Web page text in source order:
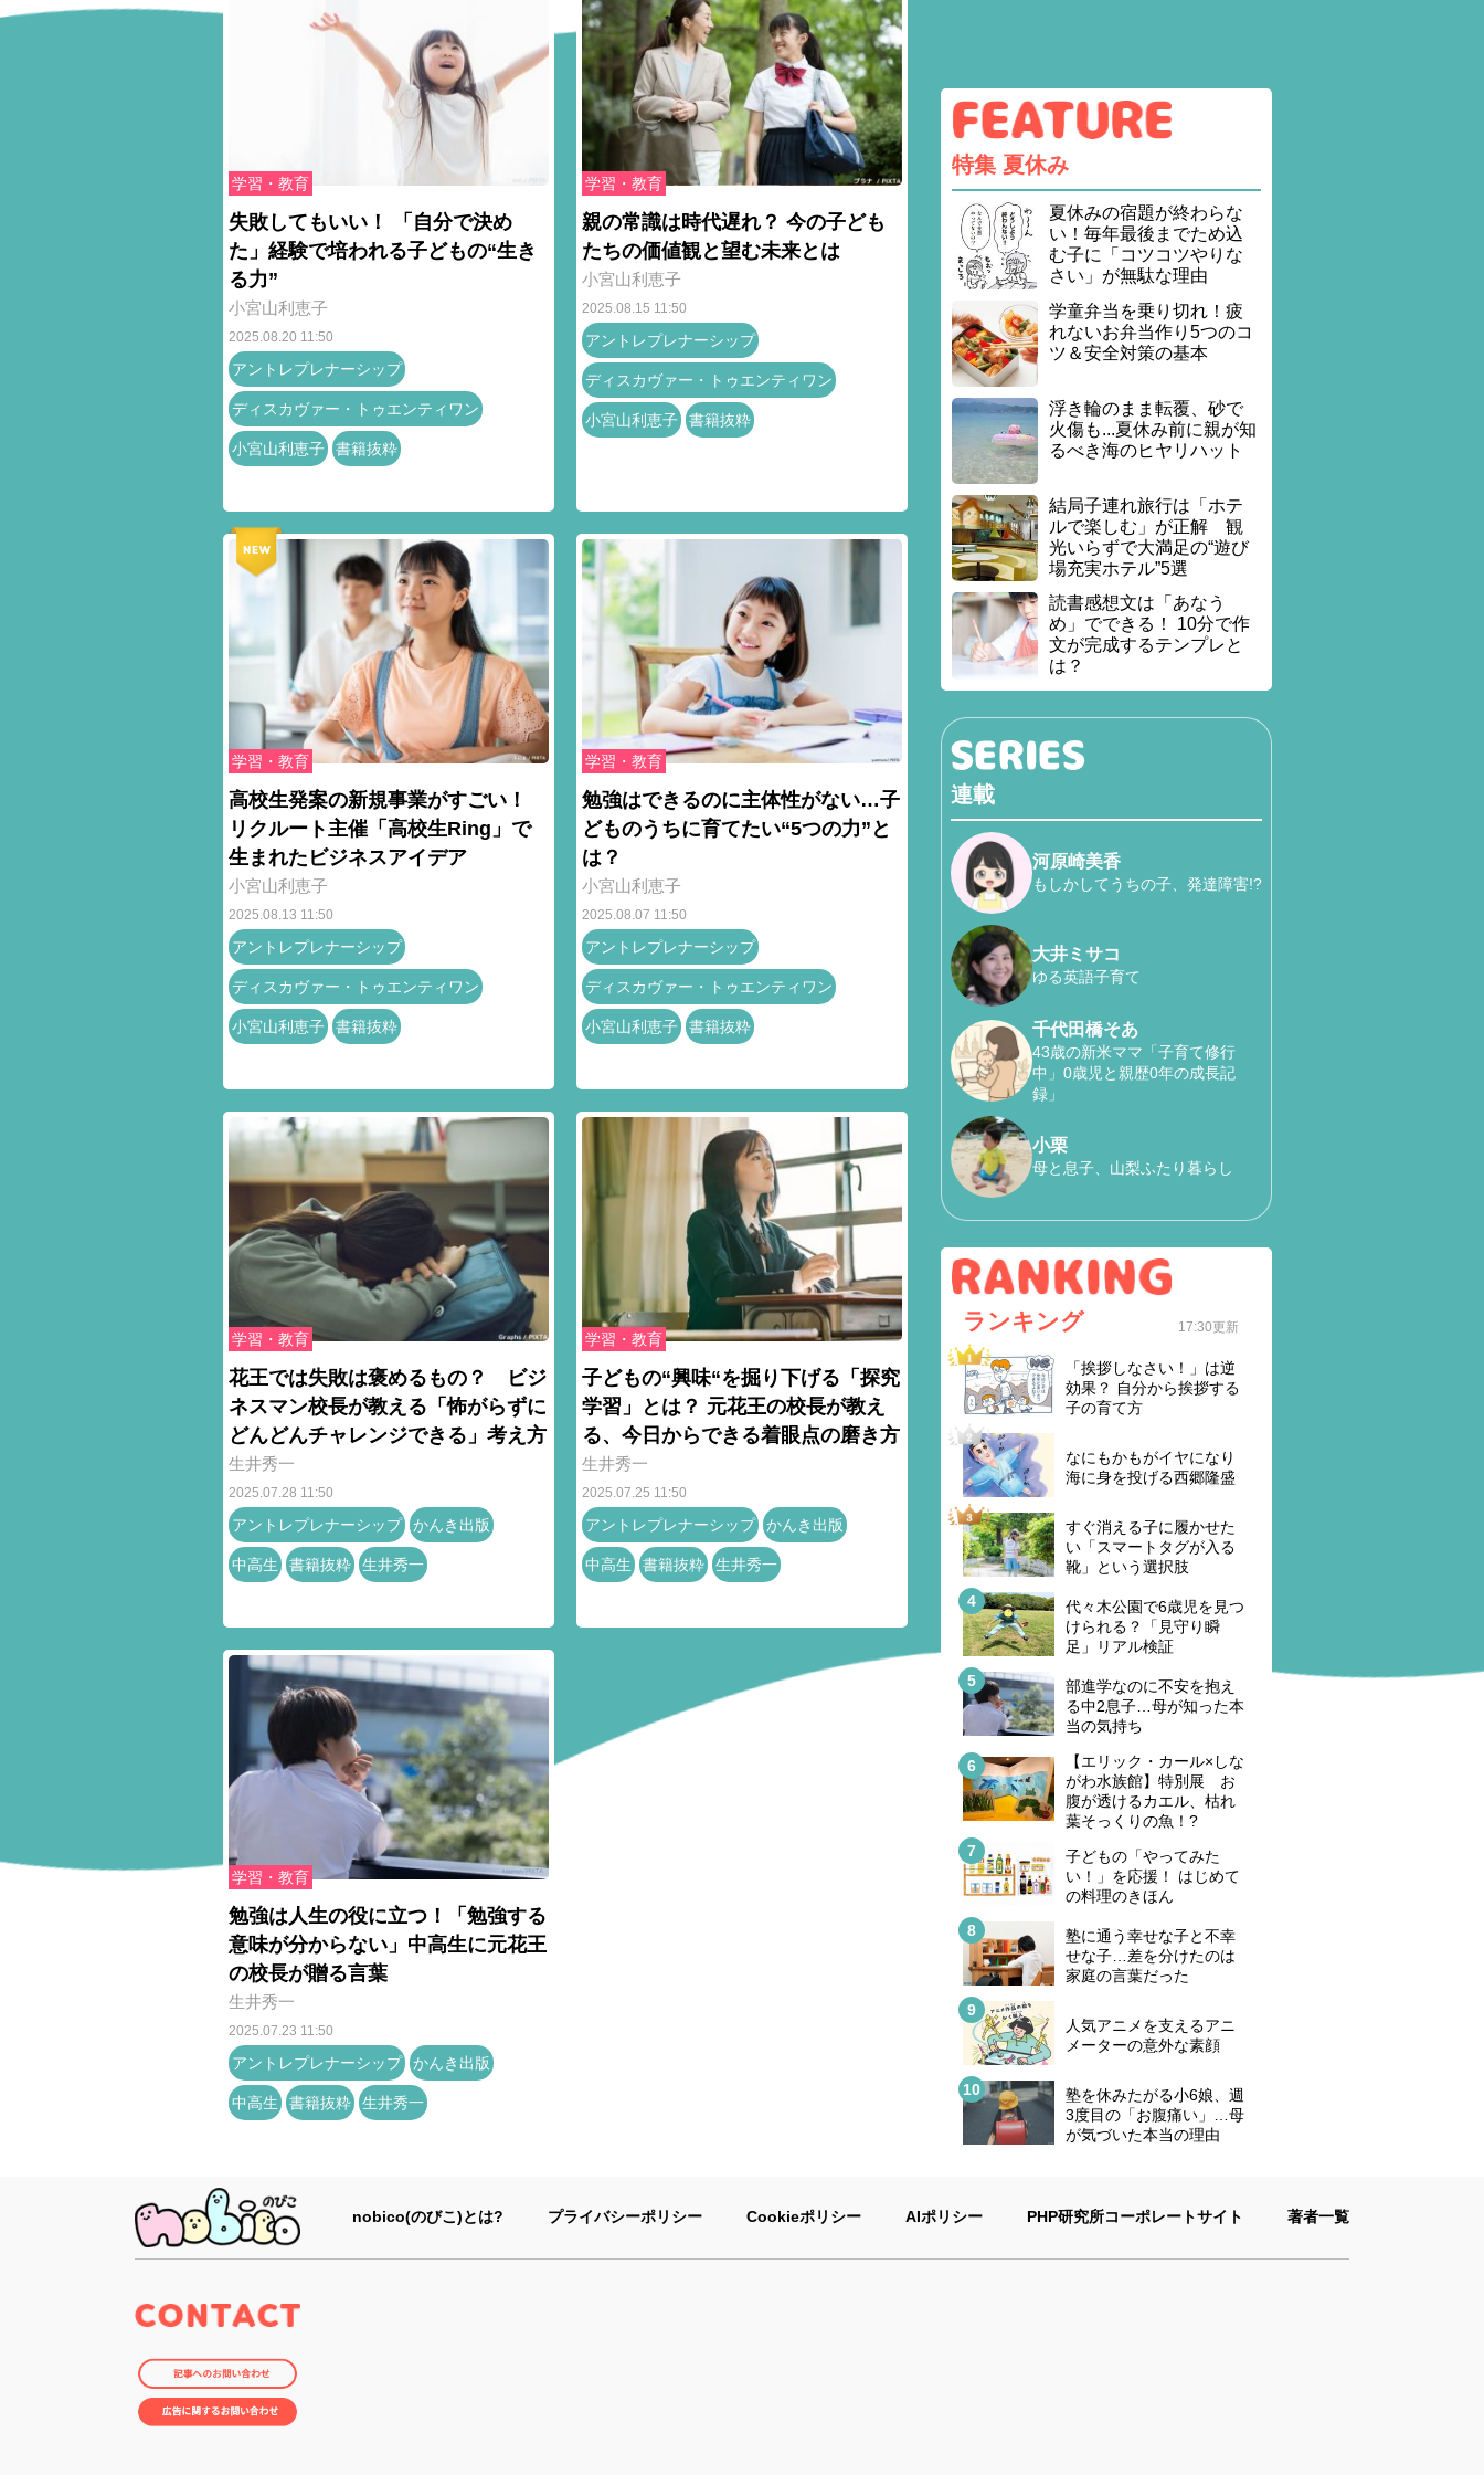
学習・教育
失敗してもいい！ 「自分で決め
た」経験で培われる子どもの“生き
る力”
小宮山利恵子
2025.08.20 11:50
アントレプレナーシップ
ディスカヴァー・トゥエンティワン
小宮山利恵子 書籍抜粋
学習・教育
親の常識は時代遅れ？ 今の子ども
たちの価値観と望む未来とは
小宮山利恵子
2025.08.15 11:50
アントレプレナーシップ
ディスカヴァー・トゥエンティワン
小宮山利恵子 書籍抜粋
学習・教育
高校生発案の新規事業がすごい！
リクルート主催「高校生Ring」で
生まれたビジネスアイデア
小宮山利恵子
2025.08.13 11:50
アントレプレナーシップ
ディスカヴァー・トゥエンティワン
小宮山利恵子 書籍抜粋
学習・教育
勉強はできるのに主体性がない…子
どものうちに育てたい“5つの力”と
は？
小宮山利恵子
2025.08.07 11:50
アントレプレナーシップ
ディスカヴァー・トゥエンティワン
小宮山利恵子 書籍抜粋
学習・教育
花王では失敗は褒めるもの？ ビジ
ネスマン校長が教える「怖がらずに
どんどんチャレンジできる」考え方
生井秀一
2025.07.28 11:50
アントレプレナーシップ かんき出版
中高生 書籍抜粋 生井秀一
学習・教育
子どもの“興味“を掘り下げる「探究
学習」とは？ 元花王の校長が教え
る、今日からできる着眼点の磨き方
生井秀一
2025.07.25 11:50
アントレプレナーシップ かんき出版
中高生 書籍抜粋 生井秀一
学習・教育
勉強は人生の役に立つ！「勉強する
意味が分からない」中高生に元花王
の校長が贈る言葉
生井秀一
2025.07.23 11:50
アントレプレナーシップ かんき出版
中高生 書籍抜粋 生井秀一
特集 夏休み
夏休みの宿題が終わらな
い！毎年最後までため込
む子に「コツコツやりな
さい」が無駄な理由
学童弁当を乗り切れ！疲
れないお弁当作り5つのコ
ツ＆安全対策の基本
浮き輪のまま転覆、砂で
火傷も...夏休み前に親が知
るべき海のヒヤリハット
結局子連れ旅行は「ホテ
ルで楽しむ」が正解 観
光いらずで大満足の“遊び
場充実ホテル”5選
読書感想文は「あなう
め」でできる！ 10分で作
文が完成するテンプレと
は？
連載
河原崎美香
もしかしてうちの子、発達障害!?
大井ミサコ
ゆる英語子育て
千代田橋そあ
43歳の新米ママ「子育て修行
中」0歳児と親歴0年の成長記
録」
小栗
母と息子、山梨ふたり暮らし
ランキング 17:30更新
「挨拶しなさい！」は逆
効果？ 自分から挨拶する
子の育て方
なにもかもがイヤになり
海に身を投げる西郷隆盛
すぐ消える子に履かせた
い「スマートタグが入る
靴」という選択肢
代々木公園で6歳児を見つ
けられる？「見守り瞬
足」リアル検証
部進学なのに不安を抱え
る中2息子…母が知った本
当の気持ち
【エリック・カール×しな
がわ水族館】特別展 お
腹が透けるカエル、枯れ
葉そっくりの魚！?
子どもの「やってみた
い！」を応援！ はじめて
の料理のきほん
塾に通う幸せな子と不幸
せな子…差を分けたのは
家庭の言葉だった
人気アニメを支えるアニ
メーターの意外な素顔
塾を休みたがる小6娘、週
3度目の「お腹痛い」…母
が気づいた本当の理由
nobico(のびこ)とは? プライバシーポリシー Cookieポリシー AIポリシー PHP研究所コーポレートサイト 著者一覧